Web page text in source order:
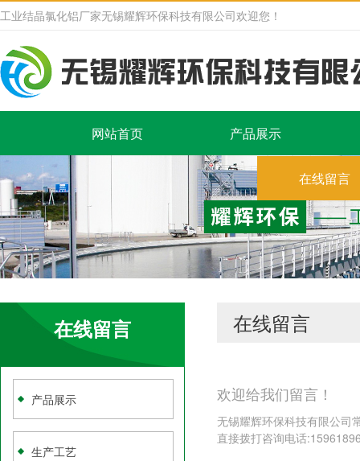
工业结晶氯化铝厂家无锡耀辉环保科技有限公司欢迎您！
网站首页 产品展示
在线留言
在线留言
产品展示
生产工艺
在线留言
欢迎给我们留言！
无锡耀辉环保科技有限公司
直接拨打咨询电话